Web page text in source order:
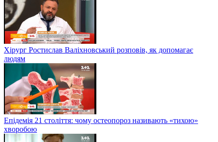
Хірург Ростислав Валіхновський розповів, як допомагає
людям
Епідемія 21 століття: чому остеопороз називають «тихою»
хворобою